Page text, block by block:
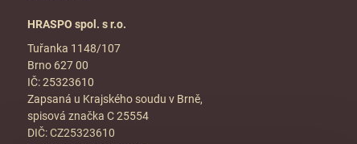
HRASPO spol. s r.o.
Tuřanka 1148/107
Brno 627 00
IČ: 25323610
Zapsaná u Krajského soudu v Brně,
spisová značka C 25554
DIČ: CZ25323610